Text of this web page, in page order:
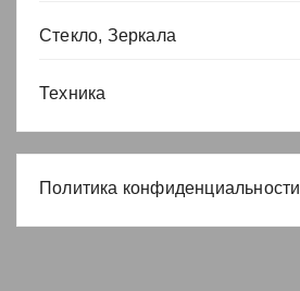
Стекло, Зеркала
Техника
Политика конфиденциальности